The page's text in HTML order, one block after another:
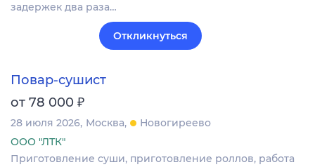
задержек два раза…
Откликнуться
Повар-сушист
от 78 000 ₽
28 июля 2026 Москва
Новогиреево
ООО "ЛТК"
Приготовление суши, приготовление роллов, работа